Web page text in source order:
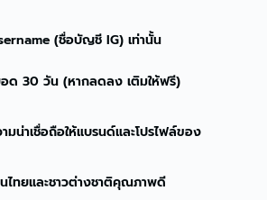
(ชื่อบัญชี IG) เท่านั้น
ด 30 วัน (หากลดลง เติมให้ฟรี)
ไทยและชาวต่างชาติคุณภาพดี
มน่าเชื่อถือให้แบรนด์และโปรไฟล์ของ